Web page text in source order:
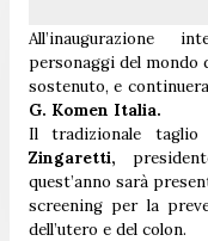
All’inaugurazione
personaggi del mondo
sostenuto, e
G. Komen Italia.
Il tradizionale
Zingaretti,
quest’anno sarà
screening per la
dell’utero e del colon.